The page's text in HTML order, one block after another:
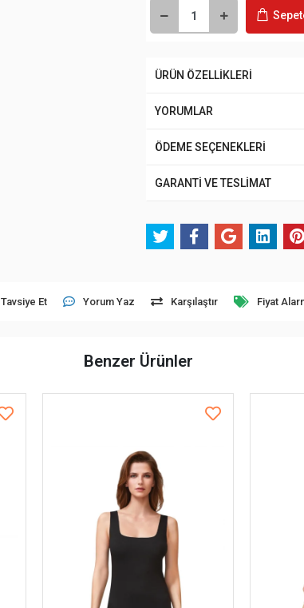
ÜRÜN ÖZELLİKLERİ
YORUMLAR
ÖDEME SEÇENEKLERİ
GARANTİ VE TESLİMAT
Tavsiye Et Yorum Yaz Karşılaştır Fiyat
Benzer Ürünler